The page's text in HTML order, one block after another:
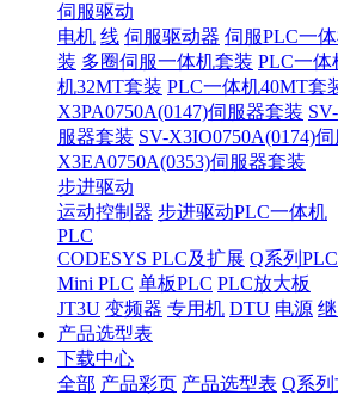
伺服驱动
电机 线 伺服驱动器 伺服PLC一
装 多圈伺服一体机套装 PLC一体
机32MT套装 PLC一体机40MT套
X3PA0750A(0147)伺服器套装
服器套装 SV-X3IO0750A(0174)
X3EA0750A(0353)伺服器套装
步进驱动
运动控制器 步进驱动PLC一体机
PLC
CODESYS PLC及扩展 Q系列PLC
Mini PLC 单板PLC PLC放大板
JT3U 变频器 专用机 DTU 电源
产品选型表
下载中心
全部 产品彩页 产品选型表 Q系